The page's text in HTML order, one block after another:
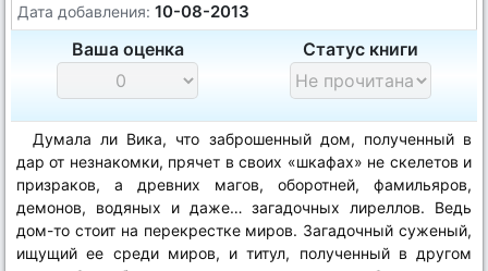
Дата добавления: 10-08-2013
Ваша оценка Статус книги
Думала ли Вика, что заброшенный дом, полученный в
дар от незнакомки, прячет в своих «шкафах» не скелетов и
призраков, а древних магов, оборотней, фамильяров,
демонов, водяных и даже… загадочных лиреллов. Ведь
дом-то стоит на перекрестке миров. Загадочный суженый,
ищущий ее среди миров, и титул, полученный в другом